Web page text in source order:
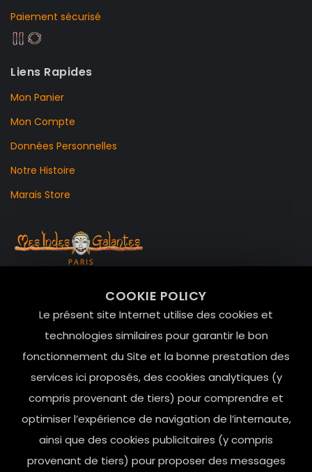
COOKIE POLICY
Le présent site Internet utilise des cookies et
technologies similaires pour garantir le bon
fonctionnement du Site et la bonne prestation des
services ici proposés, des cookies analytiques (y
compris provenant de tiers) pour comprendre et
optimiser l’expérience de navigation de l’internaute,
ainsi que des cookies publicitaires (y compris
provenant de tiers) pour proposer des messages
Paiement sécurisé
Liens Rapides
Mon Panier
Mon Compte
Données Personnelles
Notre Histoire
Marais Store
Le Marais, 75004 Paris
contact@mesindesgalantes.com
01.42.72.42.51